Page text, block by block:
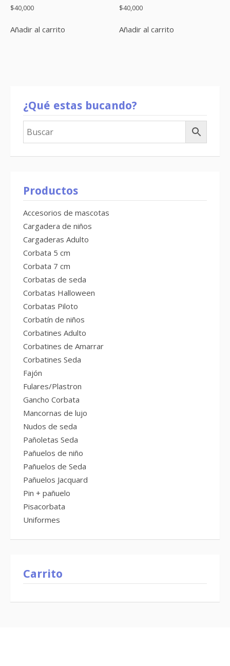
$40,000
Añadir al carrito
$40,000
Añadir al carrito
¿Qué estas bucando?
Productos
Accesorios de mascotas
Cargadera de niños
Cargaderas Adulto
Corbata 5 cm
Corbata 7 cm
Corbatas de seda
Corbatas Halloween
Corbatas Piloto
Corbatín de niños
Corbatines Adulto
Corbatines de Amarrar
Corbatines Seda
Fajón
Fulares/Plastron
Gancho Corbata
Mancornas de lujo
Nudos de seda
Pañoletas Seda
Pañuelos de niño
Pañuelos de Seda
Pañuelos Jacquard
Pin + pañuelo
Pisacorbata
Uniformes
Carrito